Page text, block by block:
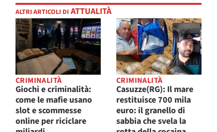
ALTRI ARTICOLI DI ATTUALITÀ
CRIMINALITÀ
Giochi e criminalità:
come le mafie usano
slot e scommesse
online per riciclare
CRIMINALITÀ
Casuzze(RG): Il mare
restituisce 700 mila
euro: il granello di
sabbia che svela la